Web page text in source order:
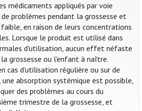
médicaments appliqués par voie
problèmes pendant la grossesse et
en raison de leurs concentrations
Lorsque le produit est utilisé dans
d'utilisation, aucun effet néfaste
grossesse ou l'enfant à naître.
cas d’utilisation régulière ou sur de
une absorption systémique est possible,
des problèmes au cours du
trimestre de la grossesse, et